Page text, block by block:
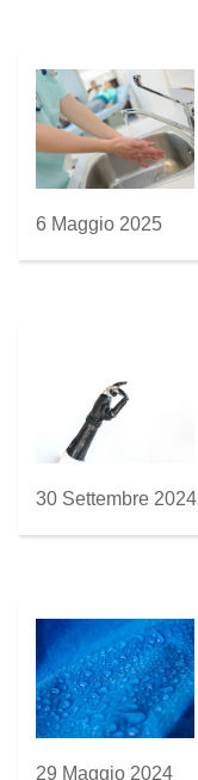
6 Maggio 2025
30 Settembre 2024
29 Maggio 2024